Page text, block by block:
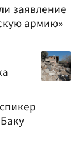
заявление
армию»